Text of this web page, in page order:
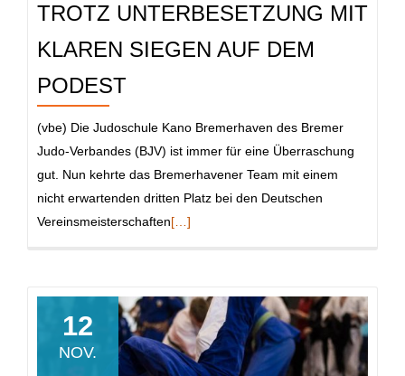
TROTZ UNTERBESETZUNG MIT
KLAREN SIEGEN AUF DEM
PODEST
(vbe) Die Judoschule Kano Bremerhaven des Bremer
Judo-Verbandes (BJV) ist immer für eine Überraschung
gut. Nun kehrte das Bremerhavener Team mit einem
nicht erwartenden dritten Platz bei den Deutschen
VereinsmeisterschaftenRead
Unterbesetzung
mit
klaren
[…]
12
NOV.